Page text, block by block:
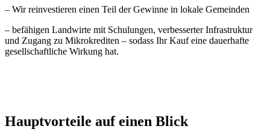
– Wir reinvestieren einen Teil der Gewinne in lokale Gemeinden
– befähigen Landwirte mit Schulungen, verbesserter Infrastruktur
und Zugang zu Mikrokrediten – sodass Ihr Kauf eine dauerhafte
gesellschaftliche Wirkung hat.
Hauptvorteile auf einen Blick